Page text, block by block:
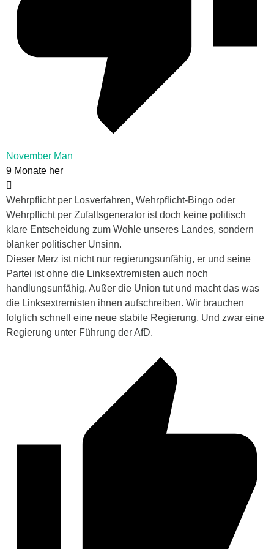
November Man
9 Monate her
Wehrpflicht per Losverfahren, Wehrpflicht-Bingo oder
Wehrpflicht per Zufallsgenerator ist doch keine politisch
klare Entscheidung zum Wohle unseres Landes, sondern
blanker politischer Unsinn.
Dieser Merz ist nicht nur regierungsunfähig, er und seine
Partei ist ohne die Linksextremisten auch noch
handlungsunfähig. Außer die Union tut und macht das was
die Linksextremisten ihnen aufschreiben. Wir brauchen
folglich schnell eine neue stabile Regierung. Und zwar eine
Regierung unter Führung der AfD.